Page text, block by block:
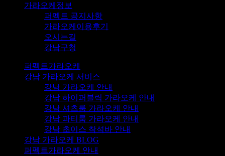
가라오케정보
퍼펙트 공지사항
가라오케이용후기
오시는길
강남구청
퍼펙트가라오케
강남 가라오케 서비스
강남 가라오케 안내
강남 하이퍼블릭 가라오케 안내
강남 셔츠룸 가라오케 안내
강남 파티룸 가라오케 안내
강남 초이스 착석바 안내
강남 가라오케 BLOG
퍼펙트가라오케 안내